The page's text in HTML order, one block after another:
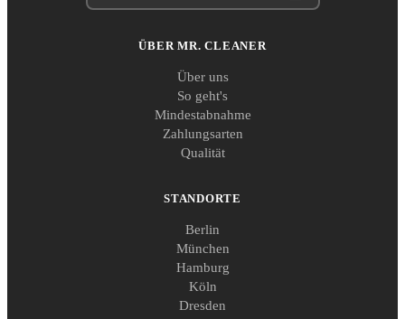
ÜBER MR. CLEANER
Über uns
So geht's
Mindestabnahme
Zahlungsarten
Qualität
STANDORTE
Berlin
München
Hamburg
Köln
Dresden